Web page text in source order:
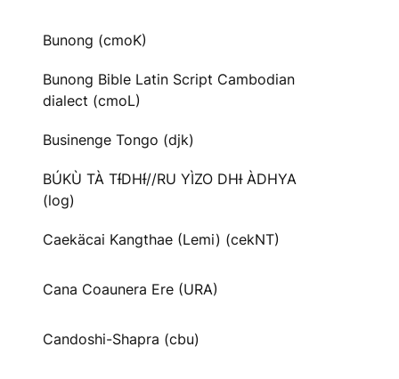
Bunong (cmoK)
Bunong Bible Latin Script Cambodian
dialect (cmoL)
Businenge Tongo (djk)
BÚKÙ TÀ TƗ́DHƗ́//RU YÌZO DHƗ ÀDHYA
(log)
Caekäcai Kangthae (Lemi) (cekNT)
Cana Coaunera Ere (URA)
Candoshi-Shapra (cbu)